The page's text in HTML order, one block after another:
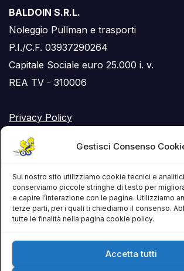
Gestisci Consenso
Sul nostro sito utilizziamo cookie tecnici e
conserviamo piccole stringhe di testo per
e capire l’interazione con le pagine. Utilizziamo
terze parti, per i quali ti chiediamo il consenso.
tutte le finalità nella pagina cookie policy.
Accetta tutti
BALDOIN S.R.L.
Noleggio Pullman e trasporti
P.I./C.F. 03937290264
Capitale Sociale euro 25.000 i. v.
REA TV - 310006
Privacy Policy
Cookie Policy (UE)
RSS Feed